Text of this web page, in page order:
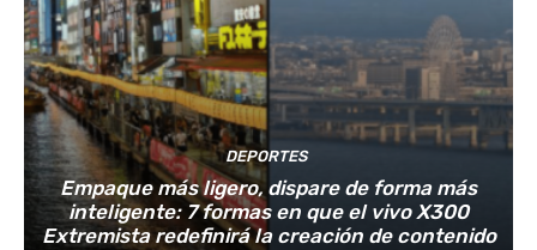
DEPORTES
Empaque más ligero, dispare de forma más
inteligente: 7 formas en que el vivo X300
Extremista redefinirá la creación de contenido